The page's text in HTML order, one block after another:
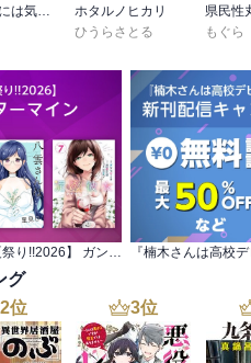
恋と呼ぶには気持ち悪い
ホタルノヒカリ
ひうらさとる
もぐら
【ガンガン読もうぜ!スクエニ夏祭り!!2026】 ガンガン読もうぜ!スターマイン
グ
2位 3位